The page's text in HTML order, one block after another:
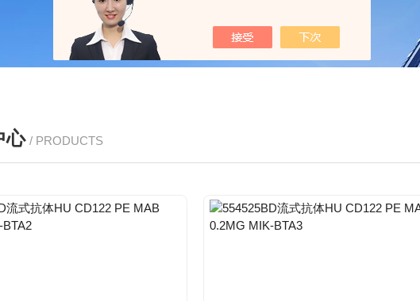
心 / PRODUCTS